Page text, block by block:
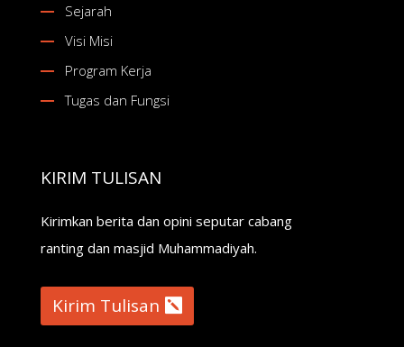
Sejarah
Visi Misi
Program Kerja
Tugas dan Fungsi
KIRIM TULISAN
Kirimkan berita dan opini seputar cabang
ranting dan masjid Muhammadiyah.
Kirim Tulisan